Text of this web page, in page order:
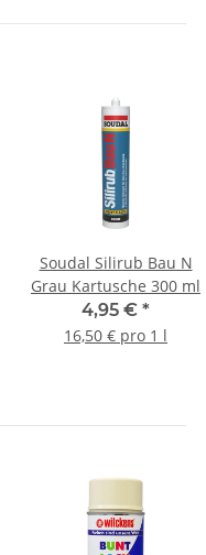
Soudal Silirub Bau N
Grau Kartusche 300 ml
4,95 € *
16,50 € pro 1 l